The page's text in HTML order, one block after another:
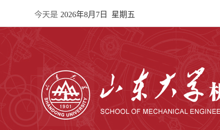
今天是 2026年8月7日 星期五